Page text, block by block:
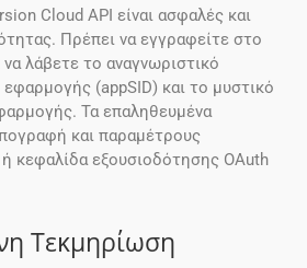
Cloud API είναι ασφαλές και
Πρέπει να εγγραφείτε στο
λάβετε το αναγνωριστικό
(appSID) και το μυστικό
Τα επαληθευμένα
και παραμέτρους
κεφαλίδα εξουσιοδότησης OAuth
Τεκμηρίωση